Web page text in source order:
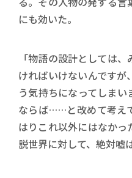
にも効いた。
「物語の設計としては
ければいけないんです
う気持ちになってしま
ならば……と改めて考え
はりこれ以外にはなか
説世界に対して、絶対嘘